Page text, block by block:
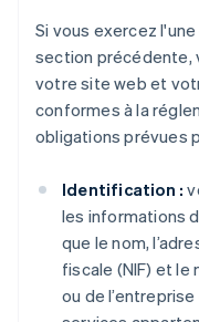
Si vous exercez
section précédente,
votre site web et
conformes à la
obligations prévues
Identification :
les informations
que le nom,
fiscale (NIF) et le
ou de